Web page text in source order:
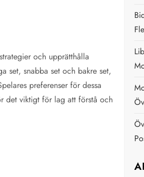
och upprätthålla
set, snabba set och bakre set,
preferenser för dessa
det viktigt för lag att förstå och